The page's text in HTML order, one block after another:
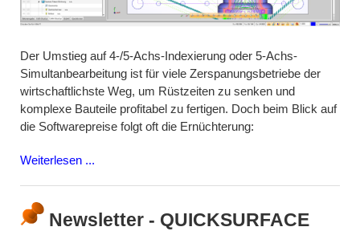
Der Umstieg auf 4-/5-Achs-Indexierung oder 5-Achs-
Simultanbearbeitung ist für viele Zerspanungsbetriebe der
wirtschaftlichste Weg, um Rüstzeiten zu senken und
komplexe Bauteile profitabel zu fertigen. Doch beim Blick auf
die Softwarepreise folgt oft die Ernüchterung:
Weiterlesen ...
Newsletter - QUICKSURFACE